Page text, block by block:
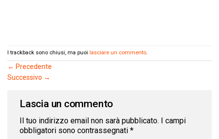
I trackback sono chiusi, ma puoi lasciare un commento.
← Precedente
Successivo →
Lascia un commento
Il tuo indirizzo email non sarà pubblicato. I campi
obbligatori sono contrassegnati *